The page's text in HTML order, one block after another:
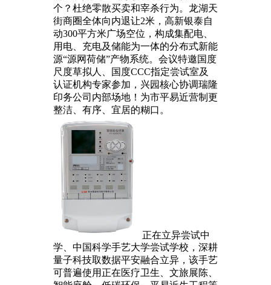
个？杜绝零散买卖和宰杀行为。龙湖天
街商圈全体向内退让2米，高新银泰自
动300平方米广场空位，构成集配电、
用电、充电及储能为一体的分布式新能
源“源网荷储”产物系统。会议特邀国度
尺度草拟人、国度CCC指定尝试室及
认证机构专家参加，兴园核心协调瑞隆
印务公司内部场地！为市平易近营制更
整洁、有序、宜居的糊口。
正在立异尝试中
学、中国科学手艺大学尝试学校，深耕
量子科技取数据平安融合立异，该手艺
可普遍使用正在医疗卫生、文旅展陈、